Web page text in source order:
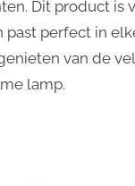
Dit product is
perfect in
van de
lamp.